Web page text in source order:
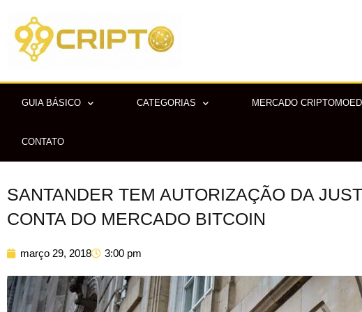
para
conteúdo
GUIA BÁSICO CATEGORIAS MERCADO
CONTATO
SANTANDER TEM AUTORIZAÇÃO DA
CONTA DO MERCADO BITCOIN
março 29, 2018 3:00 pm